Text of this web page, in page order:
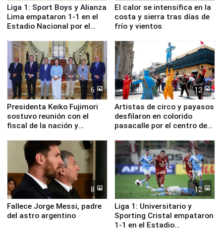
Liga 1: Sport Boys y Alianza
Lima empataron 1-1 en el
Estadio Nacional por el
El calor se intensifica en la
costa y sierra tras días de
frío y vientos
6
Presidenta Keiko Fujimori
sostuvo reunión con el
fiscal de la nación y
12
Artistas de circo y payasos
desfilaron en colorido
pasacalle por el centro de
8
Fallece Jorge Messi, padre
del astro argentino
12
Liga 1: Universitario y
Sporting Cristal empataron
1-1 en el Estadio